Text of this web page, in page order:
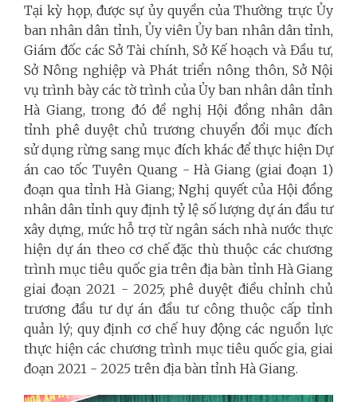
Tại kỳ họp, được sự ủy quyền của Thường trực Ủy
ban nhân dân tỉnh, Ủy viên Ủy ban nhân dân tỉnh,
Giám đốc các Sở Tài chính, Sở Kế hoạch và Đầu tư,
Sở Nông nghiệp và Phát triển nông thôn, Sở Nội
vụ trình bày các tờ trình của Ủy ban nhân dân tỉnh
Hà Giang, trong đó đề nghị Hội đồng nhân dân
tỉnh phê duyệt chủ trương chuyển đổi mục đích
sử dụng rừng sang mục đích khác để thực hiện Dự
án cao tốc Tuyên Quang - Hà Giang (giai đoạn 1)
đoạn qua tỉnh Hà Giang; Nghị quyết của Hội đồng
nhân dân tỉnh quy định tỷ lệ số lượng dự án đầu tư
xây dựng, mức hỗ trợ từ ngân sách nhà nước thực
hiện dự án theo cơ chế đặc thù thuộc các chương
trình mục tiêu quốc gia trên địa bàn tỉnh Hà Giang
giai đoạn 2021 - 2025; phê duyệt điều chỉnh chủ
trương đầu tư dự án đầu tư công thuộc cấp tỉnh
quản lý; quy định cơ chế huy động các nguồn lực
thực hiện các chương trình mục tiêu quốc gia, giai
đoạn 2021 - 2025 trên địa bàn tỉnh Hà Giang.